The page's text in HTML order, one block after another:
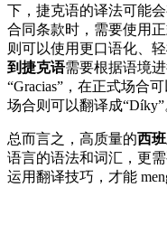
下，捷克语的译法可能
合同条款时，需要使用
则可以使用更口语化、
到捷克语需要根据语境
“Gracias”，在正式场合
场合则可以翻译成“Díky”
总而言之，高质量的西
语言的语法和词汇，更
运用翻译技巧，才能